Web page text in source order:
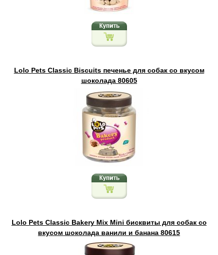
Lolo Pets Classic Biscuits печенье для собак со вкусом
шоколада 80605
Lolo Pets Classic Bakery Mix Mini бисквиты для собак со
вкусом шоколада ванили и банана 80615